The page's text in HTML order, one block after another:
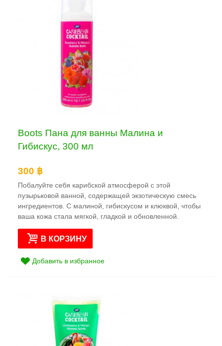
Boots Пана для ванны Малина и
Гибискус, 300 мл
300 ฿
Побалуйте себя карибской атмосферой с этой
пузырьковой ванной, содержащей экзотическую смесь
ингредиентов. С малиной, гибискусом и клюквой, чтобы
ваша кожа стала мягкой, гладкой и обновленной.
В КОРЗИНУ
Добавить в избранное